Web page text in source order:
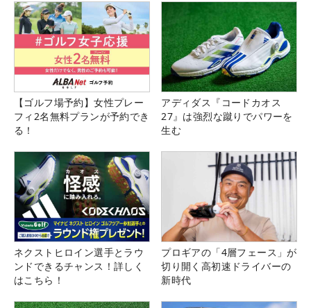
【ゴルフ場予約】女性プレー
フィ2名無料プランが予約でき
る！
アディダス『コードカオス
27』は強烈な蹴りでパワーを
生む
ネクストヒロイン選手とラウ
ンドできるチャンス！詳しく
はこちら！
プロギアの「4層フェース」が
切り開く高初速ドライバーの
新時代